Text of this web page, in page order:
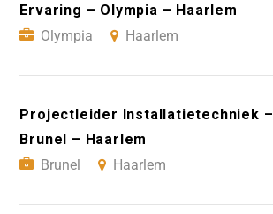
Ervaring – Olympia – Haarlem
Olympia
Haarlem
Projectleider Installatietechniek –
Brunel – Haarlem
Brunel
Haarlem